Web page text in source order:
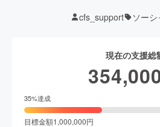
cfs_support ソー
現在の支援総
35%達成
目標金額1,000,000円